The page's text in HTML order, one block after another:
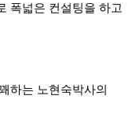
폭넓은 컨설팅을 하고
하는 노현숙박사의